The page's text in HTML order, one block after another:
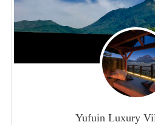
Yufuin Luxury